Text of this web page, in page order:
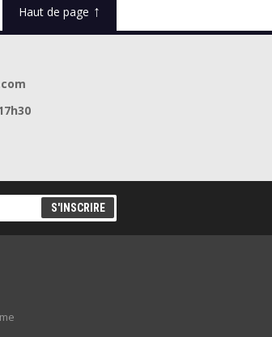
Haut de page ↑